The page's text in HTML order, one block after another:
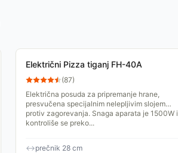
Električni Pizza tiganj FH-40A
(87)
Električna posuda za pripremanje hrane,
presvučena specijalnim nelepljivim slojem
protiv zagorevanja. Snaga aparata je 1500W i
kontroliše se preko...
↔prečnik 28 cm